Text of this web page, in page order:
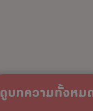
ดูบทความทั้งหม